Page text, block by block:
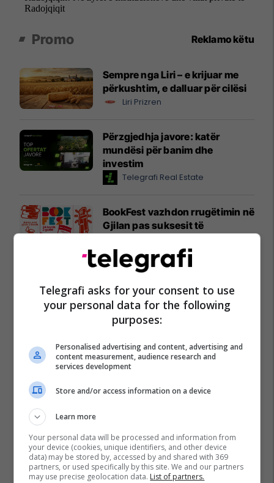
Promo Reklamo këtu
Sempre nga Liri – e krijuar me
përkushtim, e dalluar për cilësi
Liri Prizren
Përzgjedhja javore: katër
mundësi për banim dhe
investim
Telegrafi Real Estate
BookFest vazhdon rrugëtimin në
Gjilan pas suksesit të
Dukagjini Bookstore
Bëhu ekspert i Real Estate me
UBT
Telegrafi asks for your consent to use
your personal data for the following
purposes:
Personalised advertising and content, advertising and
content measurement, audience research and
services development
Store and/or access information on a device
Learn more
Your personal data will be processed and information from
your device (cookies, unique identifiers, and other device
data) may be stored by, accessed by and shared with 369
partners, or used specifically by this site. We and our partners
may use precise geolocation data. List of partners.